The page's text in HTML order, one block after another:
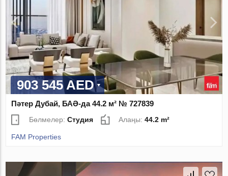
903 545 AED
Пәтер Дубай, БАӘ-да 44.2 м² № 727839
Бөлмелер:Студия Алаңы:44.2 m²
FAM Properties